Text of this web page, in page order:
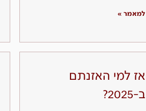
למאמר »
אז למי האזנתם
ב-2025?